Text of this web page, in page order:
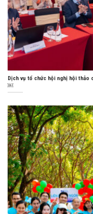
Dịch vụ tổ chức hội nghị hội thảo
￼